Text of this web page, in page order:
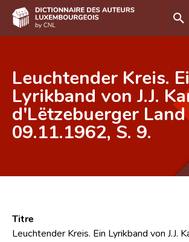
DE FR
Accueil
Auteur(e)s A-Z
Équipe scientifique
Leuchtender Kreis.
Lyrikband von J.J.
d'Lëtzebuerger Land
09.11.1962, S. 9.
Titre
Leuchtender Kreis. Ein Lyrikband von J.J.